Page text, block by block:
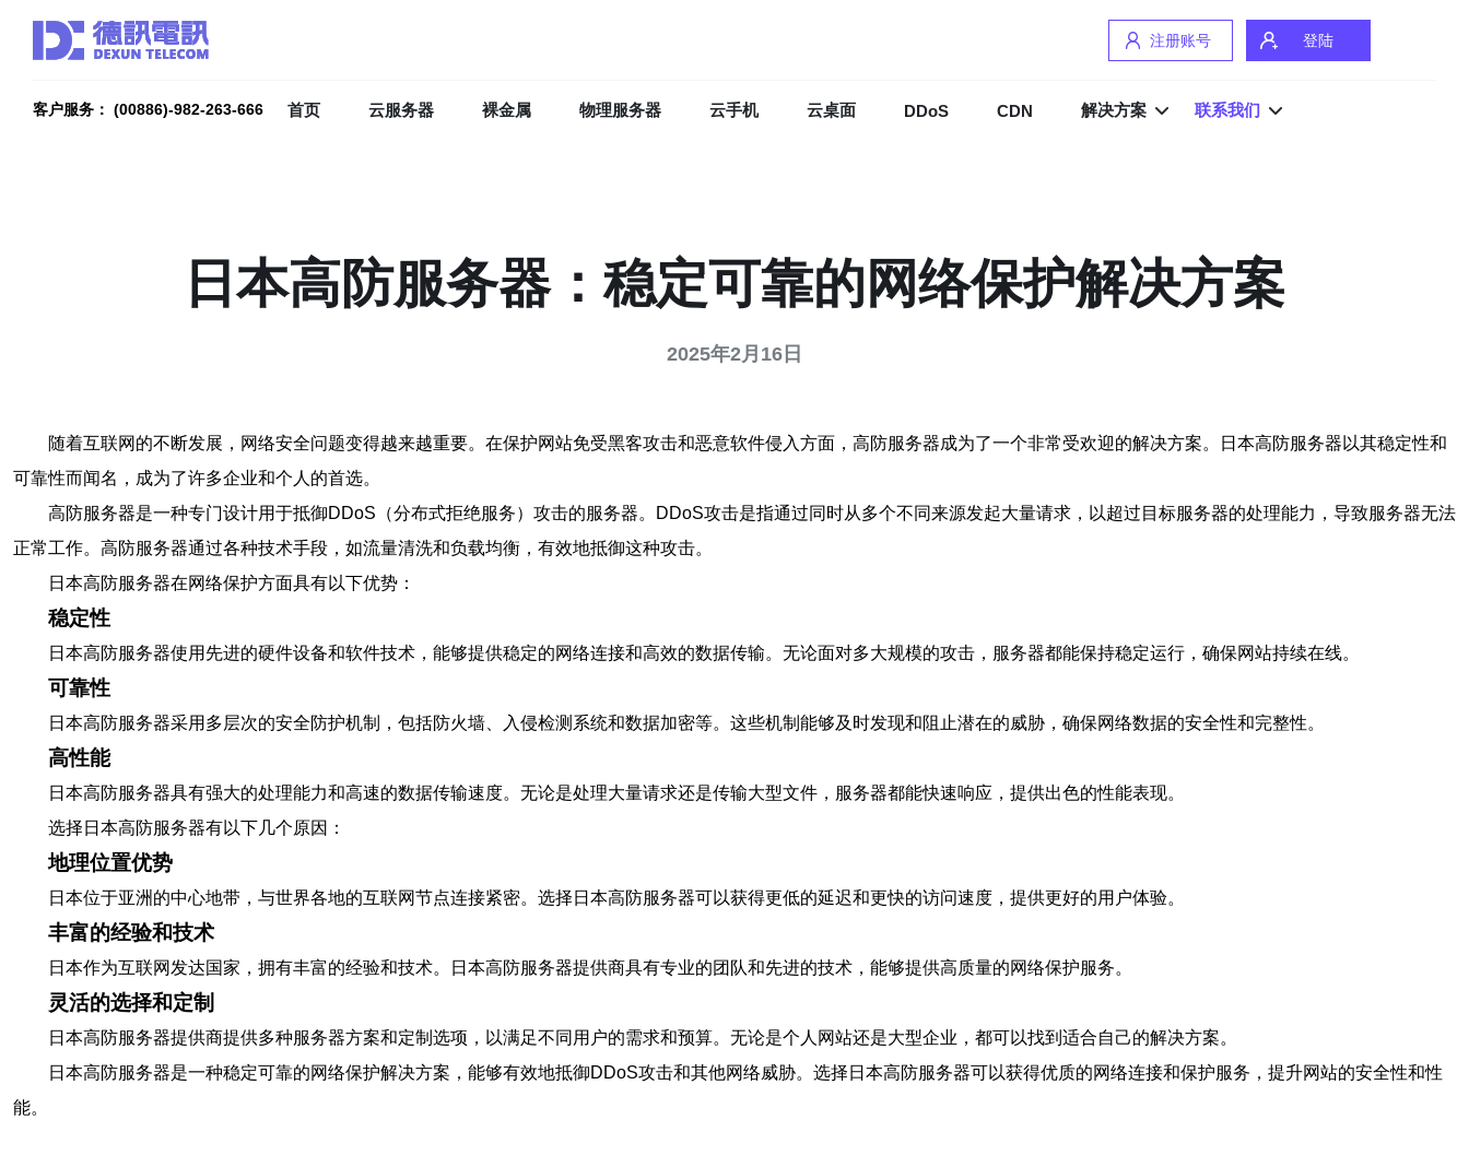
注册账号 登陆
客户服务： (00886)-982-263-666 首页 云服务器 裸金属 物理服务器 云手机 云桌面 DDoS CDN 解决方案 联系我们
日本高防服务器：稳定可靠的网络保护解决方案
2025年2月16日
随着互联网的不断发展，网络安全问题变得越来越重要。在保护网站免受黑客攻击和恶意软件侵入方面，高防服务器成为了一个非常受欢迎的解决方案。日本高防服务器以其稳定性和
可靠性而闻名，成为了许多企业和个人的首选。
高防服务器是一种专门设计用于抵御DDoS（分布式拒绝服务）攻击的服务器。DDoS攻击是指通过同时从多个不同来源发起大量请求，以超过目标服务器的处理能力，导致服务器无法
正常工作。高防服务器通过各种技术手段，如流量清洗和负载均衡，有效地抵御这种攻击。
日本高防服务器在网络保护方面具有以下优势：
稳定性
日本高防服务器使用先进的硬件设备和软件技术，能够提供稳定的网络连接和高效的数据传输。无论面对多大规模的攻击，服务器都能保持稳定运行，确保网站持续在线。
可靠性
日本高防服务器采用多层次的安全防护机制，包括防火墙、入侵检测系统和数据加密等。这些机制能够及时发现和阻止潜在的威胁，确保网络数据的安全性和完整性。
高性能
日本高防服务器具有强大的处理能力和高速的数据传输速度。无论是处理大量请求还是传输大型文件，服务器都能快速响应，提供出色的性能表现。
选择日本高防服务器有以下几个原因：
地理位置优势
日本位于亚洲的中心地带，与世界各地的互联网节点连接紧密。选择日本高防服务器可以获得更低的延迟和更快的访问速度，提供更好的用户体验。
丰富的经验和技术
日本作为互联网发达国家，拥有丰富的经验和技术。日本高防服务器提供商具有专业的团队和先进的技术，能够提供高质量的网络保护服务。
灵活的选择和定制
日本高防服务器提供商提供多种服务器方案和定制选项，以满足不同用户的需求和预算。无论是个人网站还是大型企业，都可以找到适合自己的解决方案。
日本高防服务器是一种稳定可靠的网络保护解决方案，能够有效地抵御DDoS攻击和其他网络威胁。选择日本高防服务器可以获得优质的网络连接和保护服务，提升网站的安全性和性
能。